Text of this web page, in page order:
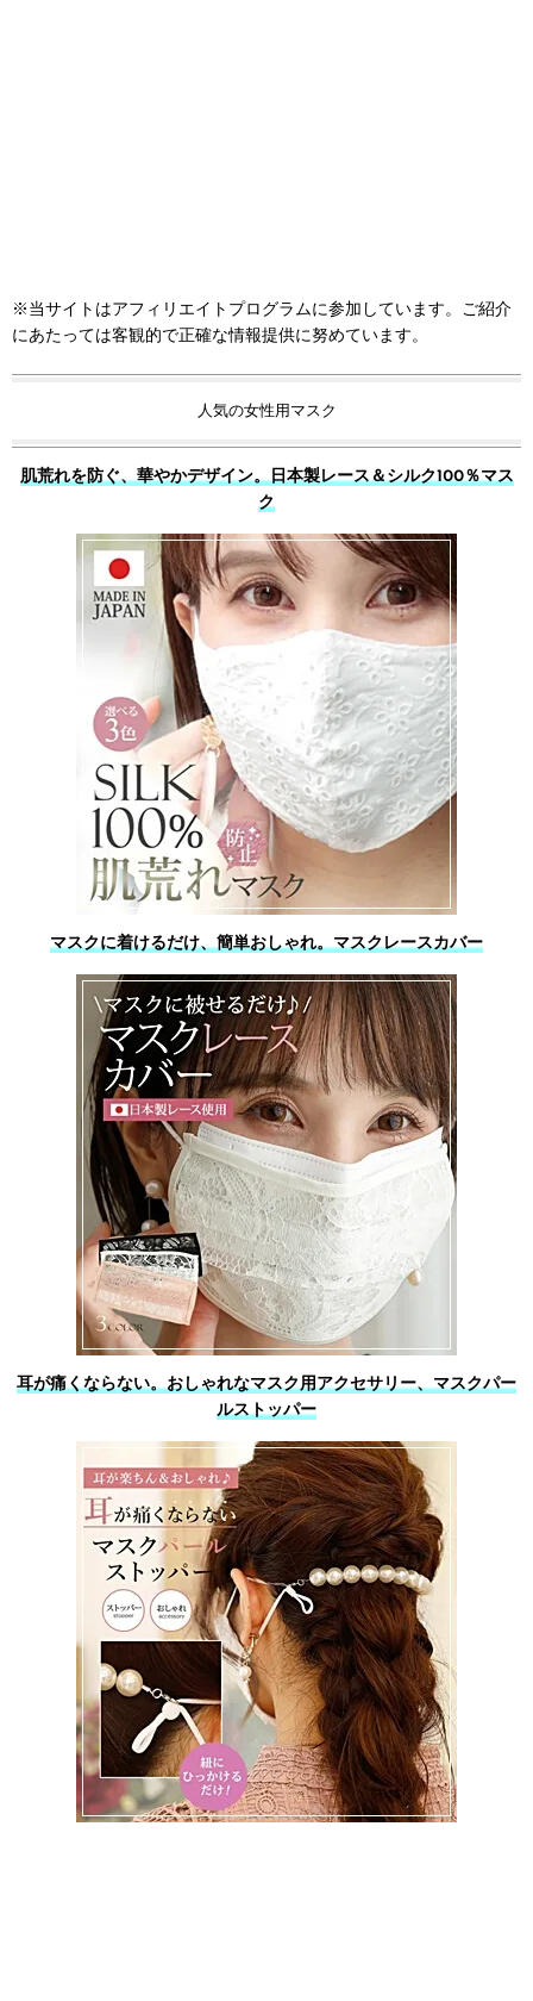
※当サイトはアフィリエイトプログラムに参加しています。ご紹介
にあたっては客観的で正確な情報提供に努めています。
人気の女性用マスク
肌荒れを防ぐ、華やかデザイン。日本製レース＆シルク100％マス
ク
マスクに着けるだけ、簡単おしゃれ。マスクレースカバー
耳が痛くならない。おしゃれなマスク用アクセサリー、マスクパー
ルストッパー